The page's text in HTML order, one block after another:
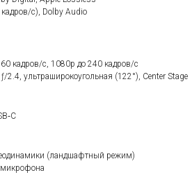
с), Dolby Audio
кадров/с, 1080p до 240 кадров/с
2.4, ультраширокоугольная (122°), Center Stage
(ландшафтный режим)